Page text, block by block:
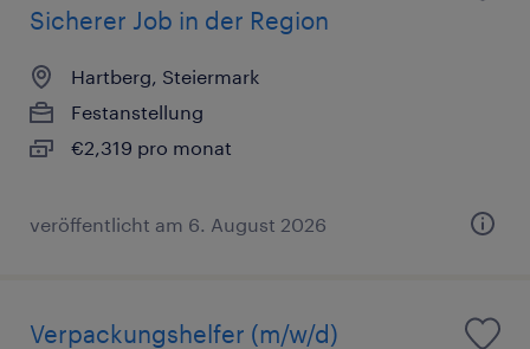
Sicherer Job in der Region
Hartberg, Steiermark
Festanstellung
€2,319 pro monat
veröffentlicht am 6. August 2026
Verpackungshelfer (m/w/d)